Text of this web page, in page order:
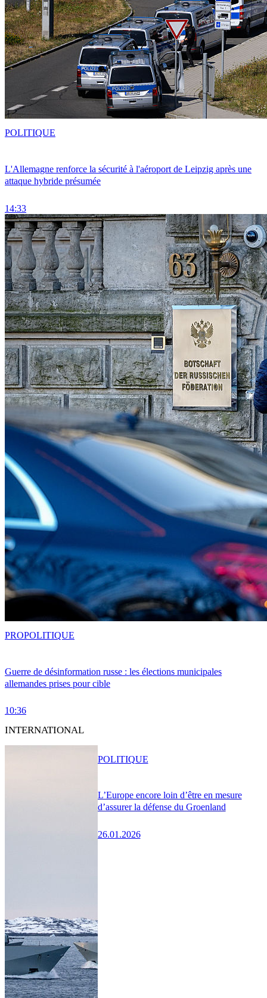
L'Allemagne renforce la sécurité à l'aéroport de Leipzig après une
attaque hybride présumée
14:33
POLITIQUE
Guerre de désinformation russe : les élections municipales
allemandes prises pour cible
10:36
PROPOLITIQUE
INTERNATIONAL
L’Europe encore loin d’être en mesure
d’assurer la défense du Groenland
26.01.2026
POLITIQUE